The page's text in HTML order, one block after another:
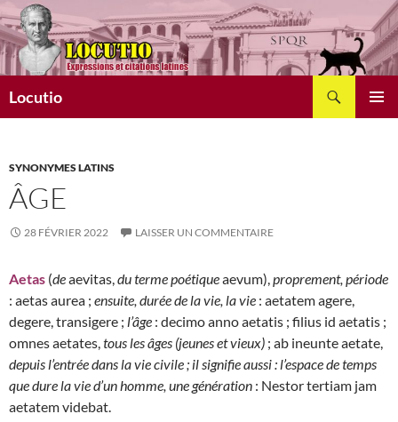
Aller
au
contenu
Locutio
SYNONYMES LATINS
ÂGE
28 FÉVRIER 2022 LAISSER UN COMMENTAIRE
Aetas (deaevitas,du terme poétiqueaevum),proprement, période
: aetas aurea ; ensuite, durée de la vie, la vie : aetatem agere,
degere, transigere ; l’âge : decimo anno aetatis ; filius id aetatis ;
omnes aetates,tous les âges (jeunes et vieux) ; ab ineunte aetate,
depuis l’entrée dans la vie civile ; il signifie aussi : l’espace de temps
que dure la vie d’un homme, une génération : Nestor tertiam jam
aetatem videbat.